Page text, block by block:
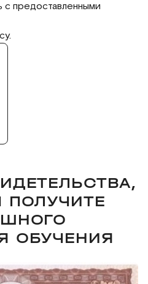
с предоставленными
ПОЛУЧИТЕ
ОБУЧЕНИЯ